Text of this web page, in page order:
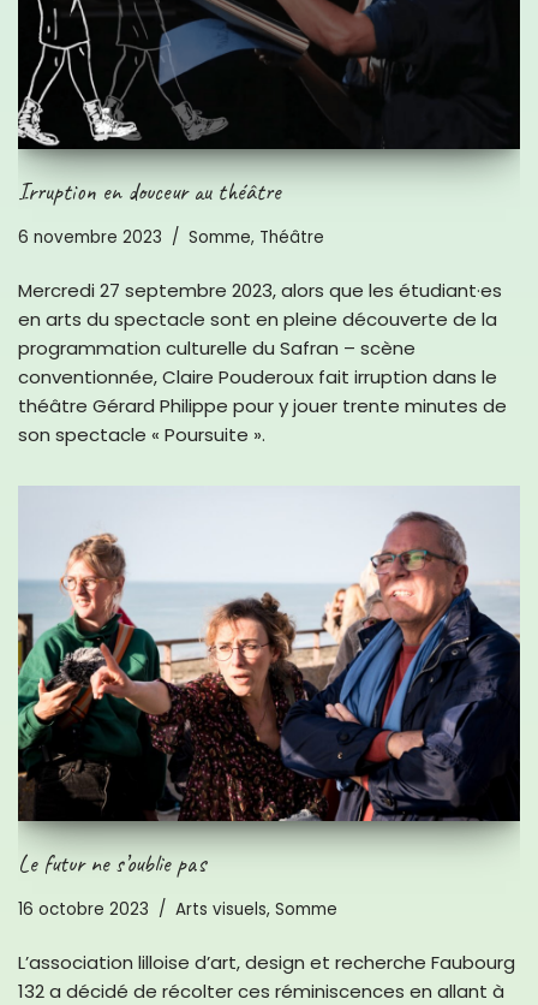
Irruption en douceur au théâtre
6 novembre 2023 Somme, Théâtre
Mercredi 27 septembre 2023, alors que les étudiant·es
en arts du spectacle sont en pleine découverte de la
programmation culturelle du Safran – scène
conventionnée, Claire Pouderoux fait irruption dans le
théâtre Gérard Philippe pour y jouer trente minutes de
son spectacle « Poursuite ».
Le futur ne s’oublie pas
16 octobre 2023 Arts visuels, Somme
L’association lilloise d’art, design et recherche Faubourg
132 a décidé de récolter ces réminiscences en allant à